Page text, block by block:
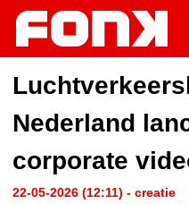
Nederland
corporate
22-05-2026 (12:11) - creatie